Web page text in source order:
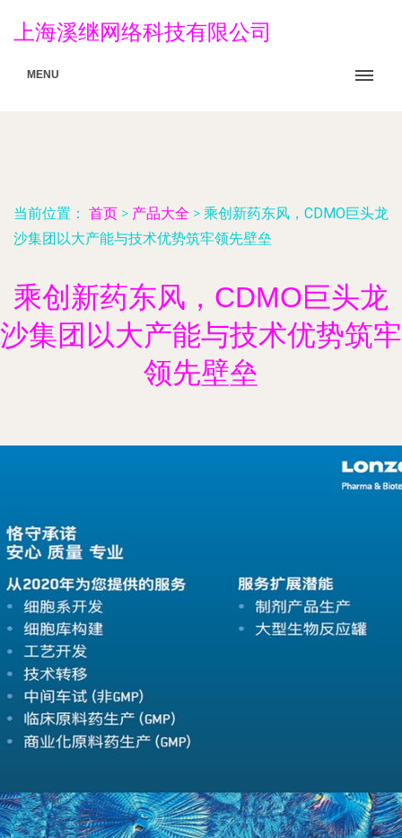
上海溪继网络科技有限公司
MENU
当前位置： 首页 > 产品大全 > 乘创新药东风，CDMO巨头龙
沙集团以大产能与技术优势筑牢领先壁垒
乘创新药东风，CDMO巨头龙
沙集团以大产能与技术优势筑牢
领先壁垒